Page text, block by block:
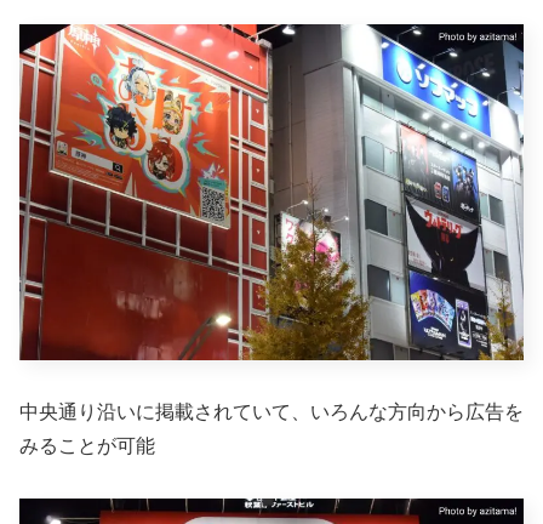
中央通り沿いに掲載されていて、いろんな方向から広告を
みることが可能